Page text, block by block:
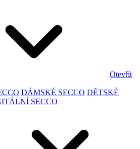
Otevřít
DÁMSKÉ SECCO DĚTSKÉ
SECCO